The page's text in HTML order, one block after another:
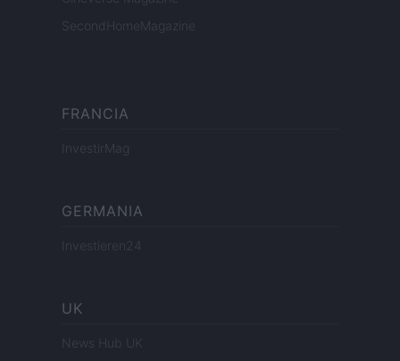
SecondHomeMagazine
FRANCIA
InvestirMag
GERMANIA
Investieren24
UK
News Hub UK